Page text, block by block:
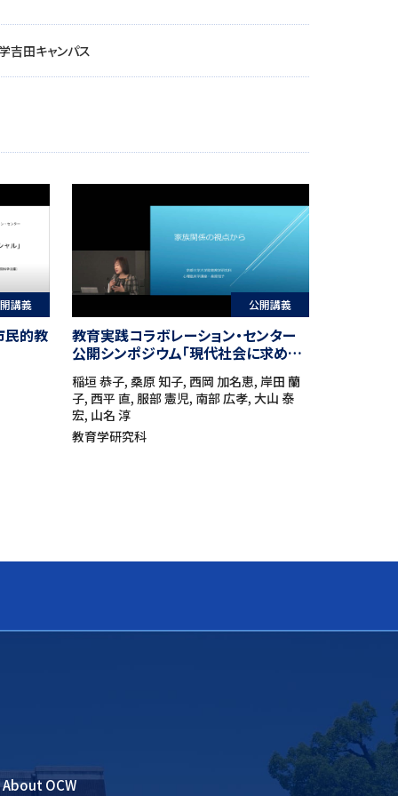
吉田キャンパス
講義
民的教
公開講義
教育実践コラボレーション・センター
公開シンポジウム「現代社会に求めら
れる新たな秩序を考える」
稲垣 恭子, 桑原 知子, 西岡 加名恵, 岸田 蘭
子, 西平 直, 服部 憲児, 南部 広孝, 大山 泰
宏, 山名 淳
教育学研究科
About OCW